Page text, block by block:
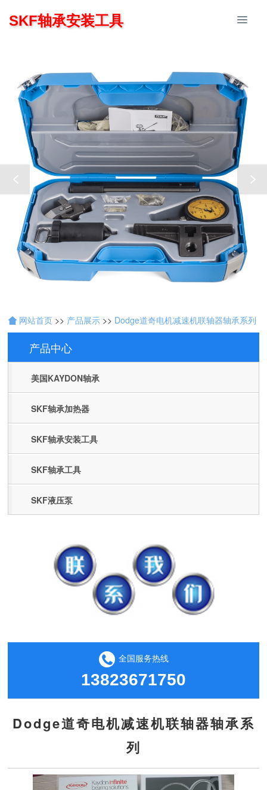
SKF轴承安装工具
网站首页 >> 产品展示 >> Dodge道奇电机减速机联轴器轴承系列
产品中心
Products
美国KAYDON轴承
SKF轴承加热器
SKF轴承安装工具
SKF轴承工具
SKF液压泵
全国服务热线
13823671750
Dodge道奇电机减速机联轴器轴承系
列